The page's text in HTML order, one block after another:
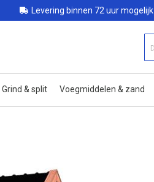
Levering binnen 72 uur mogelijk
Grind & split Voegmiddelen & zand